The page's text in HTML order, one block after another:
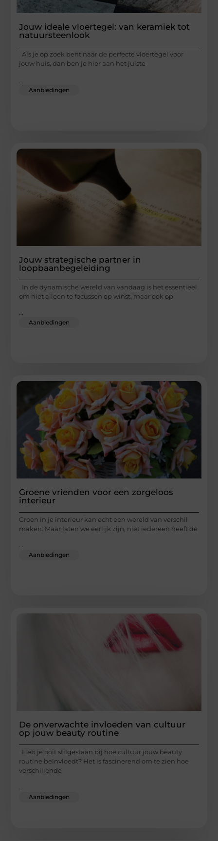
Jouw ideale vloertegel: van keramiek tot
natuursteenlook
Als je op zoek bent naar de perfecte vloertegel voor
jouw huis, dan ben je hier aan het juiste
Aanbiedingen
Jouw strategische partner in
loopbaanbegeleiding
In de dynamische wereld van vandaag is het essentieel
om niet alleen te focussen op winst, maar ook op
Aanbiedingen
Groene vrienden voor een zorgeloos
interieur
Groen in je interieur kan echt een wereld van verschil
maken. Maar laten we eerlijk zijn, niet iedereen heeft de
...
Aanbiedingen
De onverwachte invloeden van cultuur
op jouw beauty routine
Heb je ooit stilgestaan bij hoe cultuur jouw beauty
routine beïnvloedt? Het is fascinerend om te zien hoe
verschillende
Aanbiedingen